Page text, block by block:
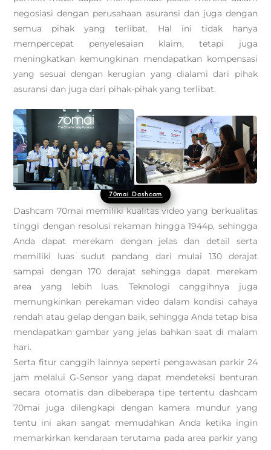
negosiasi dengan perusahaan asuransi dan juga dengan
semua pihak yang terlibat. Hal ini tidak hanya
mempercepat penyelesaian klaim, tetapi juga
meningkatkan kemungkinan mendapatkan kompensasi
yang sesuai dengan kerugian yang dialami dari pihak
asuransi dan juga dari pihak-pihak yang terlibat.
70mai Dashcam
Dashcam 70mai memiliki kualitas video yang berkualitas
tinggi dengan resolusi rekaman hingga 1944p, sehingga
Anda dapat merekam dengan jelas dan detail serta
memiliki luas sudut pandang dari mulai 130 derajat
sampai dengan 170 derajat sehingga dapat merekam
area yang lebih luas. Teknologi canggihnya juga
memungkinkan perekaman video dalam kondisi cahaya
rendah atau gelap dengan baik, sehingga Anda tetap bisa
mendapatkan gambar yang jelas bahkan saat di malam
hari.
Serta fitur canggih lainnya seperti pengawasan parkir 24
jam melalui G-Sensor yang dapat mendeteksi benturan
secara otomatis dan dibeberapa tipe tertentu dashcam
70mai juga dilengkapi dengan kamera mundur yang
tentu ini akan sangat memudahkan Anda ketika ingin
memarkirkan kendaraan terutama pada area parkir yang